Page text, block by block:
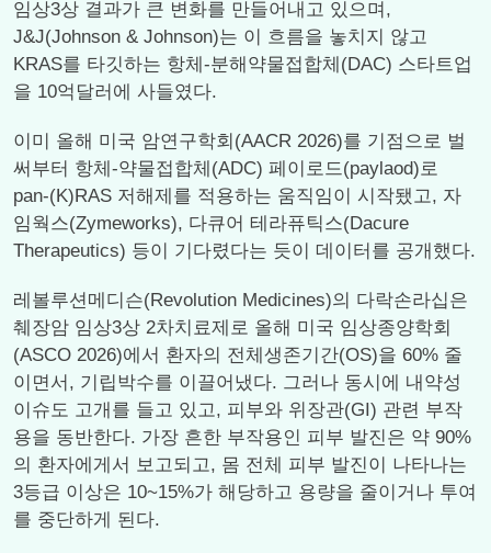
임상3상 결과가 큰 변화를 만들어내고 있으며,
J&J(Johnson & Johnson)는 이 흐름을 놓치지 않고
KRAS를 타깃하는 항체-분해약물접합체(DAC) 스타트업
을 10억달러에 사들였다.
이미 올해 미국 암연구학회(AACR 2026)를 기점으로 벌
써부터 항체-약물접합체(ADC) 페이로드(paylaod)로
pan-(K)RAS 저해제를 적용하는 움직임이 시작됐고, 자
임웍스(Zymeworks), 다큐어 테라퓨틱스(Dacure
Therapeutics) 등이 기다렸다는 듯이 데이터를 공개했다.
레볼루션메디슨(Revolution Medicines)의 다락손라십은
췌장암 임상3상 2차치료제로 올해 미국 임상종양학회
(ASCO 2026)에서 환자의 전체생존기간(OS)을 60% 줄
이면서, 기립박수를 이끌어냈다. 그러나 동시에 내약성
이슈도 고개를 들고 있고, 피부와 위장관(GI) 관련 부작
용을 동반한다. 가장 흔한 부작용인 피부 발진은 약 90%
의 환자에게서 보고되고, 몸 전체 피부 발진이 나타나는
3등급 이상은 10~15%가 해당하고 용량을 줄이거나 투여
를 중단하게 된다.